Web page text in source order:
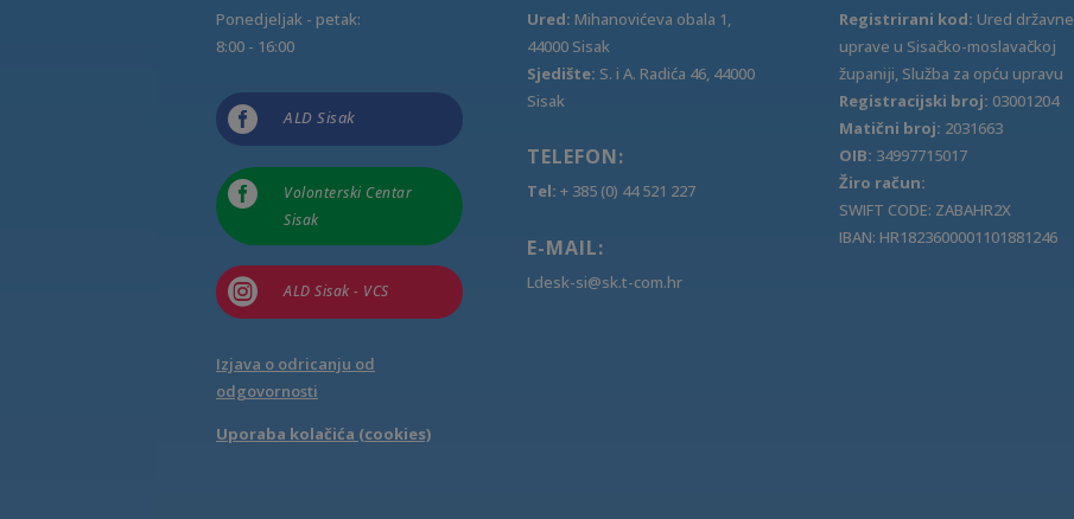
Ponedjeljak - petak:
8:00 - 16:00
 ALD Sisak

Volonterski Centar
Sisak
 ALD Sisak - VCS
Izjava o odricanju od
odgovornosti
Uporaba kolačića (cookies)
Ured: Mihanovićeva obala 1,
44000 Sisak
Sjedište: S. i A. Radića 46, 44000
Sisak
TELEFON:
Tel: + 385 (0) 44 521 227
E-MAIL:
Ldesk-si@sk.t-com.hr
Registrirani kod: Ured državne
uprave u Sisačko-moslavačkoj
županiji, Služba za opću upravu
Registracijski broj: 03001204
Matični broj: 2031663
OIB: 34997715017
Žiro račun:
SWIFT CODE: ZABAHR2X
IBAN: HR1823600001101881246